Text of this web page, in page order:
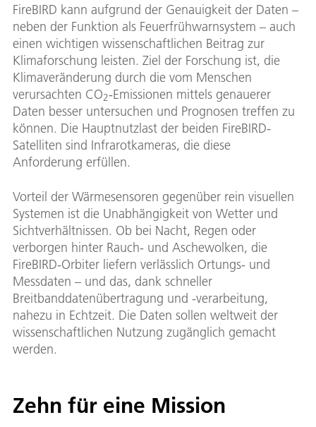
FireBIRD kann aufgrund der Genauigkeit der Daten –
neben der Funktion als Feuerfrühwarnsystem – auch
einen wichtigen wissenschaftlichen Beitrag zur
Klimaforschung leisten. Ziel der Forschung ist, die
Klimaveränderung durch die vom Menschen
verursachten CO2-Emissionen mittels genauerer
Daten besser untersuchen und Prognosen treffen zu
können. Die Hauptnutzlast der beiden FireBIRD-
Satelliten sind Infrarotkameras, die diese
Anforderung erfüllen.
Vorteil der Wärmesensoren gegenüber rein visuellen
Systemen ist die Unabhängigkeit von Wetter und
Sichtverhältnissen. Ob bei Nacht, Regen oder
verborgen hinter Rauch- und Aschewolken, die
FireBIRD-Orbiter liefern verlässlich Ortungs- und
Messdaten – und das, dank schneller
Breitbanddatenübertragung und -verarbeitung,
nahezu in Echtzeit. Die Daten sollen weltweit der
wissenschaftlichen Nutzung zugänglich gemacht
werden.
Zehn für eine Mission